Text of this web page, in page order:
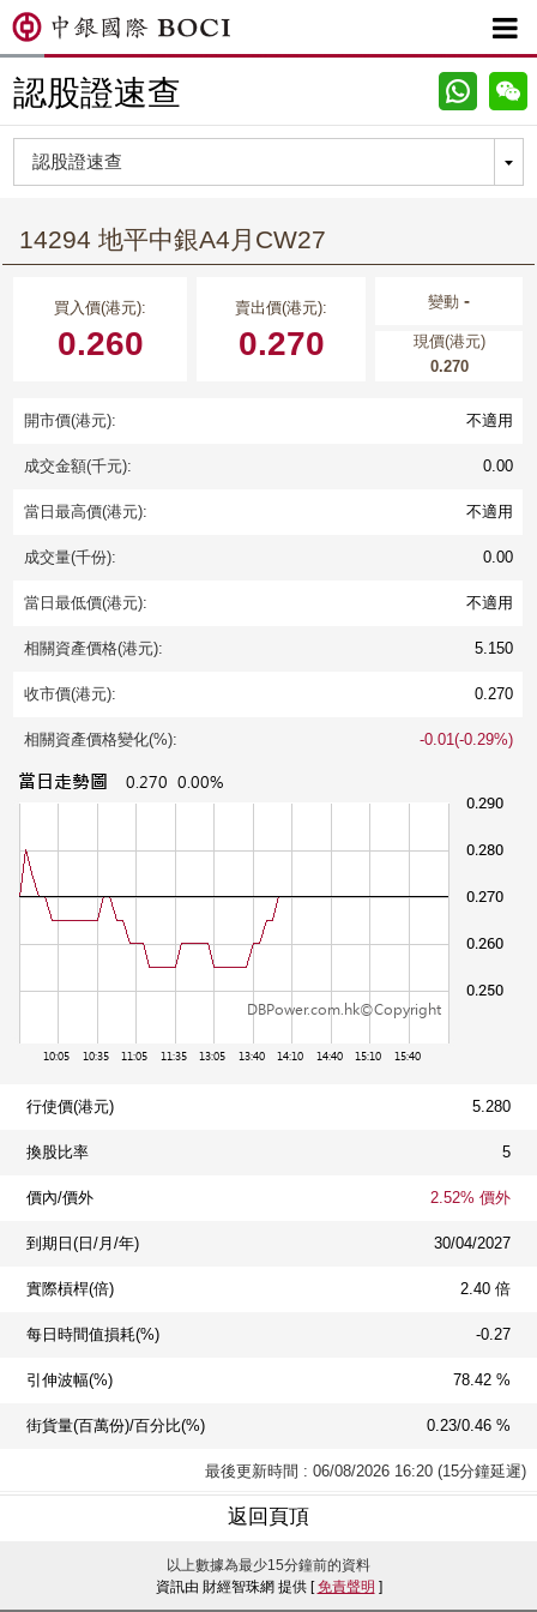

認股證速查
14294 地平中銀A4月CW27
買入價(港元):
0.260
賣出價(港元):
0.270
變動-
現價(港元)
0.270
開市價(港元): 不適用
成交金額(千元): 0.00
當日最高價(港元): 不適用
成交量(千份): 0.00
當日最低價(港元): 不適用
相關資產價格(港元): 5.150
收市價(港元): 0.270
相關資產價格變化(%): -0.01(-0.29%)
行使價(港元) 5.280
換股比率 5
價內/價外 2.52% 價外
到期日(日/月/年) 30/04/2027
實際槓桿(倍) 2.40 倍
每日時間值損耗(%) -0.27
引伸波幅(%) 78.42 %
街貨量(百萬份)/百分比(%) 0.23/0.46 %
最後更新時間 : 06/08/2026 16:20 (15分鐘延遲)
返回頁頂
以上數據為最少15分鐘前的資料
資訊由 財經智珠網 提供 [免責聲明 ]